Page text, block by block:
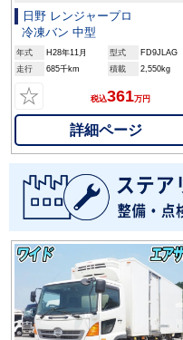
日野 レンジャープロ
冷凍バン 中型
年式 H28年11月 型式
FD9JLAG
走行
685千km 積載 2,550kg
☆ 税込361万円
詳細ページ